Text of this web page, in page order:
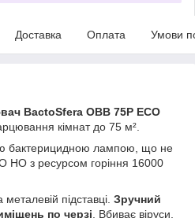
Доставка Оплата Умови
BactoSfera OBB 75P ECO
кімнат до 75 м².
бактерицидною лампою, що не
HO з ресурсом горіння 16000
підставці. Зручний
по черзі . Вбиває віруси,